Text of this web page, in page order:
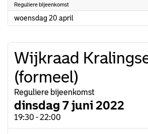
Reguliere bijeenkomst
woensdag 20 april
Wijkraad
(formeel)
Reguliere bijeenkomst
dinsdag 7 juni 2022
19:30 - 22:00